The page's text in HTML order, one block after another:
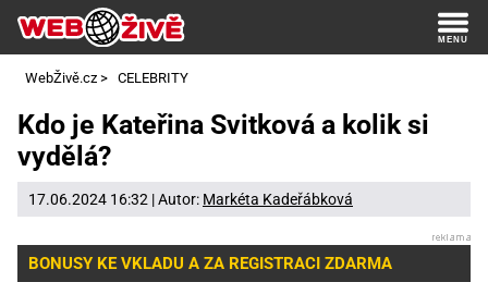
WebŽivě.cz > CELEBRITY
Kdo je Kateřina Svitková a kolik si
vydělá?
17.06.2024 16:32 | Autor: Markéta Kadeřábková
BONUSY KE VKLADU A ZA REGISTRACI ZDARMA